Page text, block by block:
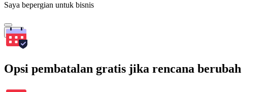
Saya bepergian untuk bisnis
Cari
Opsi pembatalan gratis jika rencana berubah